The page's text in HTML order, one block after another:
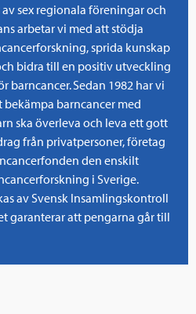
sex regionala föreningar och
arbetar vi med att stödja
sprida kunskap
bidra till en positiv utveckling
barncancer. Sedan 1982 har vi
barncancer med
ska överleva och leva ett gott
från privatpersoner, företag
den enskilt
i Sverige.
av Svensk Insamlingskontroll
garanterar att pengarna går till